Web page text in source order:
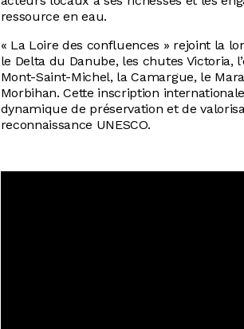
ressource en eau.
« La Loire des confluences » rejoint la
le Delta du Danube, les chutes Victoria,
Mont-Saint-Michel, la Camargue, le
Morbihan. Cette inscription
dynamique de préservation et de
reconnaissance UNESCO.